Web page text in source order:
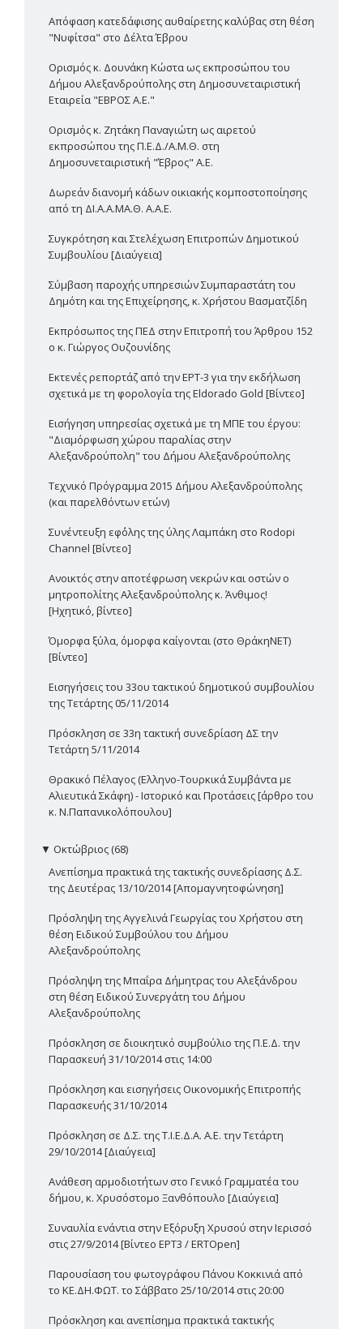
Απόφαση κατεδάφισης αυθαίρετης καλύβας στη θέση
"Νυφίτσα" στο Δέλτα Έβρου
Ορισμός κ. Δουνάκη Κώστα ως εκπροσώπου του
Δήμου Αλεξανδρούπολης στη Δημοσυνεταιριστική
Εταιρεία "ΕΒΡΟΣ Α.Ε."
Ορισμός κ. Ζητάκη Παναγιώτη ως αιρετού
εκπροσώπου της Π.Ε.Δ./Α.Μ.Θ. στη
Δημοσυνεταιριστική "Έβρος" Α.Ε.
Δωρεάν διανομή κάδων οικιακής κομποστοποίησης
από τη ΔΙ.Α.Α.ΜΑ.Θ. Α.Α.Ε.
Συγκρότηση και Στελέχωση Επιτροπών Δημοτικού
Συμβουλίου [Διαύγεια]
Σύμβαση παροχής υπηρεσιών Συμπαραστάτη του
Δημότη και της Επιχείρησης, κ. Χρήστου Βασματζίδη
Εκπρόσωπος της ΠΕΔ στην Επιτροπή του Άρθρου 152
ο κ. Γιώργος Ουζουνίδης
Εκτενές ρεπορτάζ από την ΕΡΤ-3 για την εκδήλωση
σχετικά με τη φορολογία της Eldorado Gold [Βίντεο]
Εισήγηση υπηρεσίας σχετικά με τη ΜΠΕ του έργου:
"Διαμόρφωση χώρου παραλίας στην
Αλεξανδρούπολη" του Δήμου Αλεξανδρούπολης
Τεχνικό Πρόγραμμα 2015 Δήμου Αλεξανδρούπολης
(και παρελθόντων ετών)
Συνέντευξη εφ΄όλης της ύλης Λαμπάκη στο Rodopi
Channel [Βίντεο]
Ανοικτός στην αποτέφρωση νεκρών και οστών ο
μητροπολίτης Αλεξανδρούπολης κ. Άνθιμος!
[Ηχητικό, βίντεο]
Όμορφα ξύλα, όμορφα καίγονται (στο ΘράκηΝΕΤ)
[Βίντεο]
Εισηγήσεις του 33ου τακτικού δημοτικού συμβουλίου
της Τετάρτης 05/11/2014
Πρόσκληση σε 33η τακτική συνεδρίαση ΔΣ την
Τετάρτη 5/11/2014
Θρακικό Πέλαγος (Ελληνο-Τουρκικά Συμβάντα με
Αλιευτικά Σκάφη) - Ιστορικό και Προτάσεις [άρθρο του
κ. Ν.Παπανικολόπουλου]
▼ Οκτώβριος (68)
Ανεπίσημα πρακτικά της τακτικής συνεδρίασης Δ.Σ.
της Δευτέρας 13/10/2014 [Απομαγνητοφώνηση]
Πρόσληψη της Αγγελινά Γεωργίας του Χρήστου στη
θέση Ειδικού Συμβούλου του Δήμου
Αλεξανδρούπολης
Πρόσληψη της Μπαΐρα Δήμητρας του Αλεξάνδρου
στη θέση Ειδικού Συνεργάτη του Δήμου
Αλεξανδρούπολης
Πρόσκληση σε διοικητικό συμβούλιο της Π.Ε.Δ. την
Παρασκευή 31/10/2014 στις 14:00
Πρόσκληση και εισηγήσεις Οικονομικής Επιτροπής
Παρασκευής 31/10/2014
Πρόσκληση σε Δ.Σ. της Τ.Ι.Ε.Δ.Α. Α.Ε. την Τετάρτη
29/10/2014 [Διαύγεια]
Ανάθεση αρμοδιοτήτων στο Γενικό Γραμματέα του
δήμου, κ. Χρυσόστομο Ξανθόπουλο [Διαύγεια]
Συναυλία ενάντια στην Εξόρυξη Χρυσού στην Ιερισσό
στις 27/9/2014 [Βίντεο ΕΡΤ3 / ERTOpen]
Παρουσίαση του φωτογράφου Πάνου Κοκκινιά από
το ΚΕ.ΔΗ.ΦΩΤ. το Σάββατο 25/10/2014 στις 20:00
Πρόσκληση και ανεπίσημα πρακτικά τακτικής